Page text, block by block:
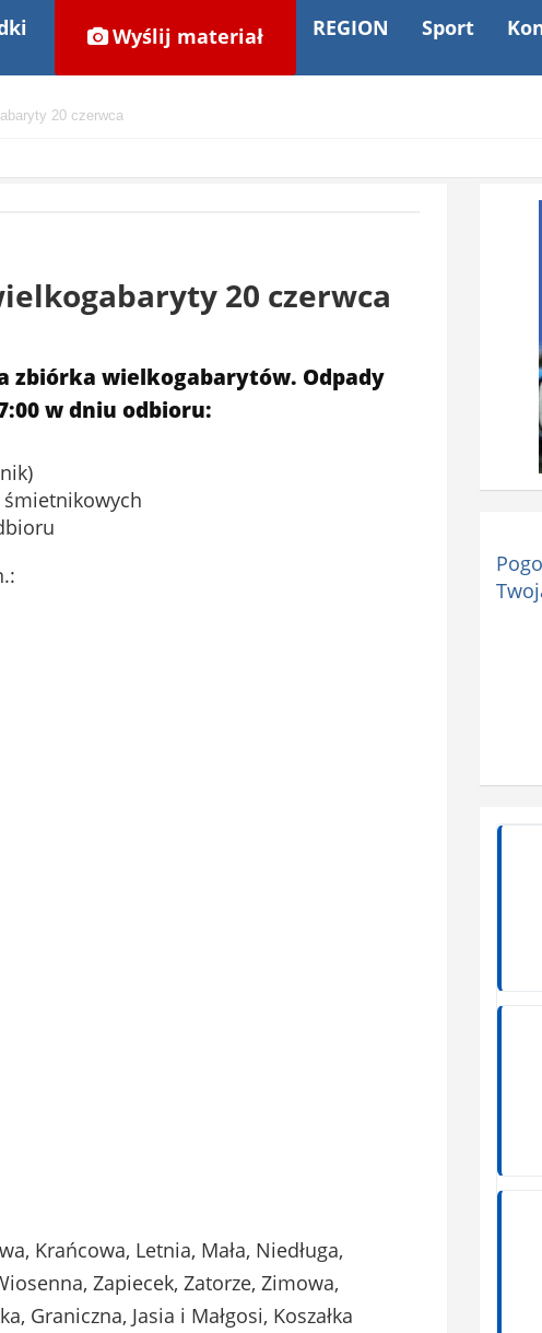
Wyślij materiał REGION Sport
20 czerwca
20 czerwca
zbiórka wielkogabarytów. Odpady
w dniu odbioru:
Krańcowa, Letnia, Mała, Niedługa,
Zapiecek, Zatorze, Zimowa,
Graniczna, Jasia i Małgosi, Koszałka